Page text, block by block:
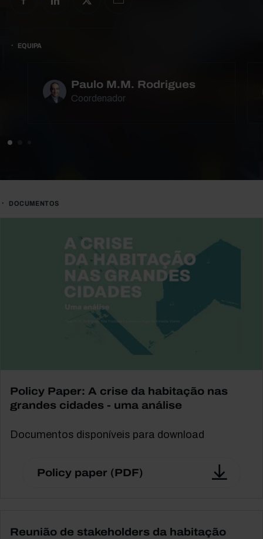
EQUIPA
Paulo M.M. Rodrigues
Coordenador
DOCUMENTOS
Policy Paper: A crise da habitação nas
grandes cidades - uma análise
Documentos disponíveis para download
Policy paper (PDF)
Reunião de stakeholders da habitação